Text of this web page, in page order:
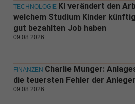
TECHNOLOGIE KI verändert den
welchem Studium Kinder
gut bezahlten Job haben
09.08.2026
FINANZEN Charlie Munger:
die teuersten Fehler der Anleger
09.08.2026